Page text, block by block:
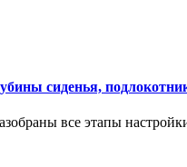
сиденья,
все этапы